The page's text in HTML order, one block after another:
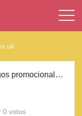
Descuentos y códigos promocionales Vistaprint.co.uk 2023
0 votos